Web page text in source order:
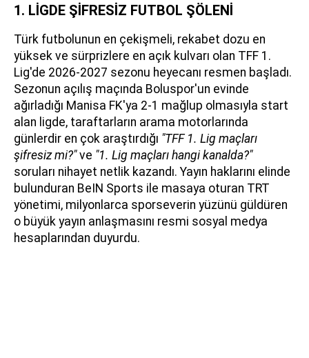
1. LİGDE ŞİFRESİZ FUTBOL ŞÖLENİ
Türk futbolunun en çekişmeli, rekabet dozu en
yüksek ve sürprizlere en açık kulvarı olan TFF 1.
Lig'de 2026-2027 sezonu heyecanı resmen başladı.
Sezonun açılış maçında Boluspor'un evinde
ağırladığı Manisa FK'ya 2-1 mağlup olmasıyla start
alan ligde, taraftarların arama motorlarında
günlerdir en çok araştırdığı "TFF 1. Lig maçları
şifresiz mi?"ve "1. Lig maçları hangi kanalda?"
soruları nihayet netlik kazandı. Yayın haklarını elinde
bulunduran BeIN Sports ile masaya oturan TRT
yönetimi, milyonlarca sporseverin yüzünü güldüren
o büyük yayın anlaşmasını resmi sosyal medya
hesaplarından duyurdu.